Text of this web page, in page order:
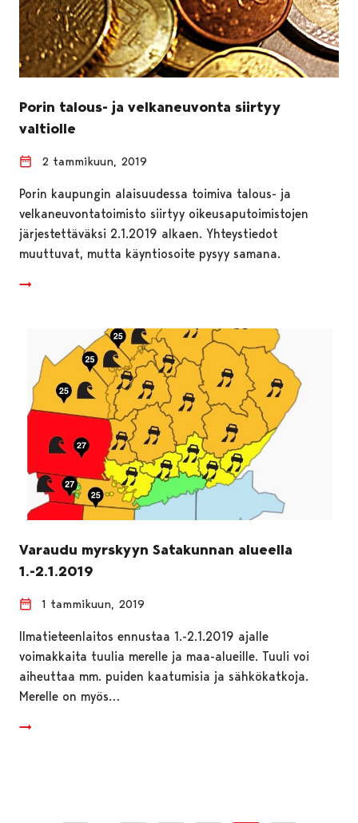
Porin talous- ja velkaneuvonta siirtyy
valtiolle
2 tammikuun, 2019
Porin kaupungin alaisuudessa toimiva talous- ja
velkaneuvontatoimisto siirtyy oikeusaputoimistojen
järjestettäväksi 2.1.2019 alkaen. Yhteystiedot
muuttuvat, mutta käyntiosoite pysyy samana.
Varaudu myrskyyn Satakunnan alueella
1.-2.1.2019
1 tammikuun, 2019
Ilmatieteenlaitos ennustaa 1.-2.1.2019 ajalle
voimakkaita tuulia merelle ja maa-alueille. Tuuli voi
aiheuttaa mm. puiden kaatumisia ja sähkökatkoja.
Merelle on myös…